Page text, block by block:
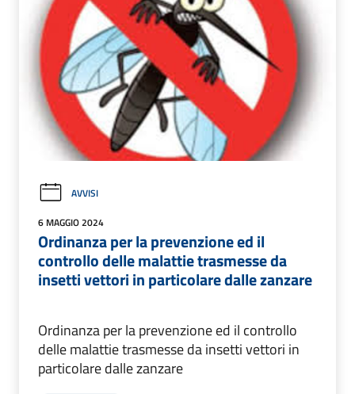
AVVISI
6 MAGGIO 2024
Ordinanza per la prevenzione ed il
controllo delle malattie trasmesse da
insetti vettori in particolare dalle zanzare
Ordinanza per la prevenzione ed il controllo
delle malattie trasmesse da insetti vettori in
particolare dalle zanzare